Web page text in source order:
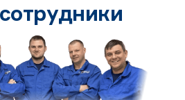
сотрудники